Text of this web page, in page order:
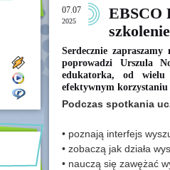
07.07
2025
EBSCO
Serdecznie
poprowadzi Urszula
edukatorka, od
efektywnym
Podczas spotkania
• poznają interfejs
• zobaczą jak działa
• nauczą się zawężać